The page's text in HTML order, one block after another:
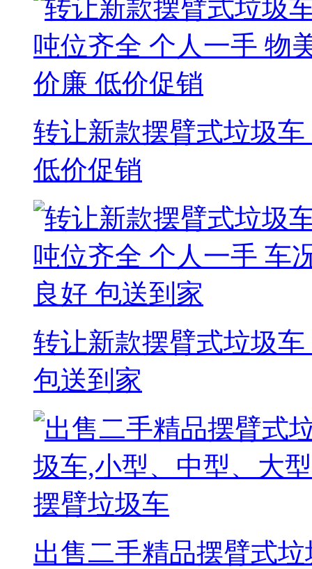
转让新款摆臂式垃圾
低价促销
转让新款摆臂式垃圾
包送到家
出售二手精品摆臂式